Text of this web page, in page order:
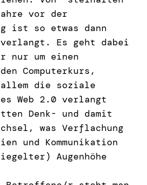
vor der
ist so etwas dann
Es geht dabei
nur um einen
Computerkurs,
die soziale
Web 2.0 verlangt
Denk- und damit
was Verflachung
und Kommunikation
Augenhöhe